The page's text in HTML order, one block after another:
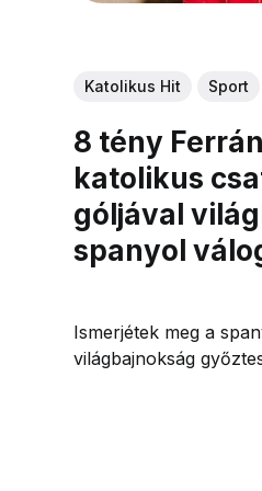
Katolikus Hit Sport
8 tény
katolikus
góljával
spanyol
Ismerjétek meg a
világbajnokság